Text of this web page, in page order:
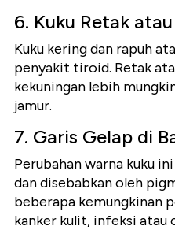
6. Kuku Retak
Kuku kering dan rapuh
penyakit tiroid. Retak
kekuningan lebih
jamur.
7. Garis Gelap di
Perubahan warna kuku
dan disebabkan oleh
beberapa kemungkinan
kanker kulit, infeksi atau